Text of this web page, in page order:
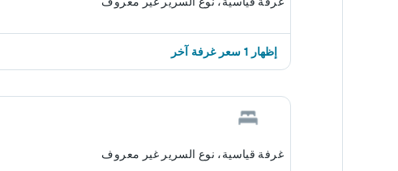
إظهار 1 سعر غرفة آخر
غرفة قياسية، نوع السرير غير معروف